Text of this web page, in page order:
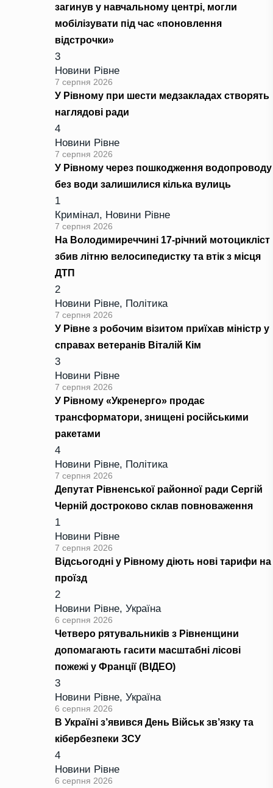
загинув у навчальному центрі, могли
мобілізувати під час «поновлення
відстрочки»
3
Новини Рівне
7 серпня 2026
У Рівному при шести медзакладах створять
наглядові ради
4
Новини Рівне
7 серпня 2026
У Рівному через пошкодження водопроводу
без води залишилися кілька вулиць
1
Кримінал, Новини Рівне
7 серпня 2026
На Володимиреччині 17-річний мотоцикліст
збив літню велосипедистку та втік з місця
ДТП
2
Новини Рівне, Політика
7 серпня 2026
У Рівне з робочим візитом приїхав міністр у
справах ветеранів Віталій Кім
3
Новини Рівне
7 серпня 2026
У Рівному «Укренерго» продає
трансформатори, знищені російськими
ракетами
4
Новини Рівне, Політика
7 серпня 2026
Депутат Рівненської районної ради Сергій
Черній достроково склав повноваження
1
Новини Рівне
7 серпня 2026
Відсьогодні у Рівному діють нові тарифи на
проїзд
2
Новини Рівне, Україна
6 серпня 2026
Четверо рятувальників з Рівненщини
допомагають гасити масштабні лісові
пожежі у Франції (ВІДЕО)
3
Новини Рівне, Україна
6 серпня 2026
В Україні з’явився День Військ зв’язку та
кібербезпеки ЗСУ
4
Новини Рівне
6 серпня 2026